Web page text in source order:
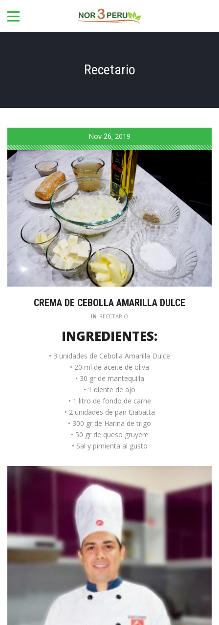
Recetario
Nov 26 2019
CREMA DE CEBOLLA AMARILLA DULCE
IN RECETARIO
INGREDIENTES:
• 3 unidades de Cebolla Amarilla Dulce
• 20 ml de aceite de oliva
• 30 gr de mantequilla
• 1 diente de ajo
• 1 litro de fondo de carne
• 2 unidades de pan Ciabatta
• 300 gr de Harina de trigo
• 50 gr de queso gruyere
• Sal y pimienta al gusto